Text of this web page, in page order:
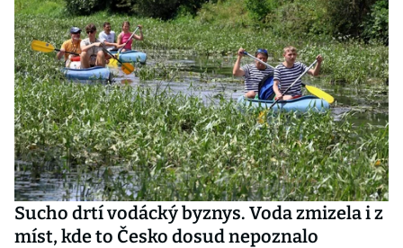
Sucho drtí vodácký byznys. Voda zmizela i z
míst, kde to Česko dosud nepoznalo